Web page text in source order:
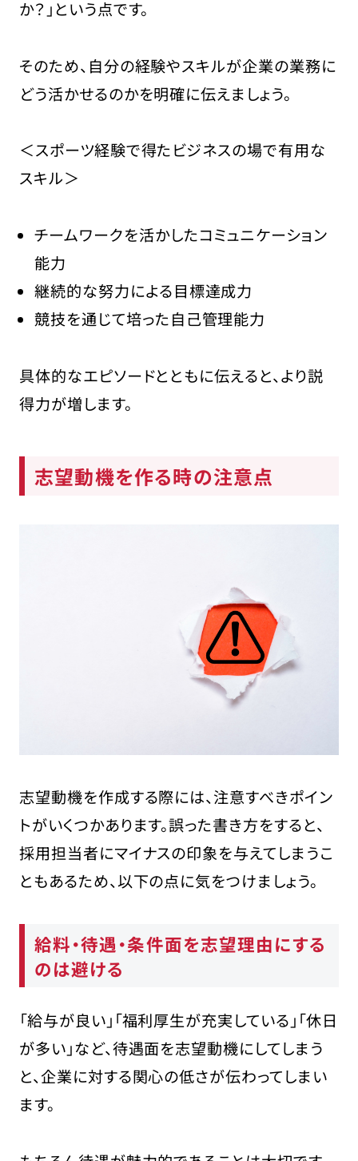
か？」という点です。
そのため、自分の経験やスキルが企業の業務に
どう活かせるのかを明確に伝えましょう。
＜スポーツ経験で得たビジネスの場で有用な
スキル＞
チームワークを活かしたコミュニケーション
能力
継続的な努力による目標達成力
競技を通じて培った自己管理能力
具体的なエピソードとともに伝えると、より説
得力が増します。
志望動機を作る時の注意点
志望動機を作成する際には、注意すべきポイン
トがいくつかあります。誤った書き方をすると、
採用担当者にマイナスの印象を与えてしまうこ
ともあるため、以下の点に気をつけましょう。
給料・待遇・条件面を志望理由にする
のは避ける
「給与が良い」「福利厚生が充実している」「休日
が多い」など、待遇面を志望動機にしてしまう
と、企業に対する関心の低さが伝わってしまい
ます。